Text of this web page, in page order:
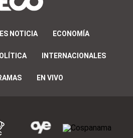
ES NOTICIA ECONOMÍA
INTERNACIONALES
EN VIVO